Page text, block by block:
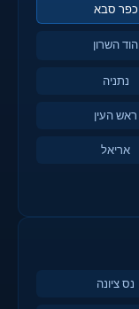
כפר סבא
הוד השרון
נתניה
ראש העין
אריאל
נס ציונה